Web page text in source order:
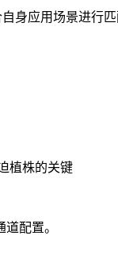
身应用场景进行匹
植株的关键
配置。